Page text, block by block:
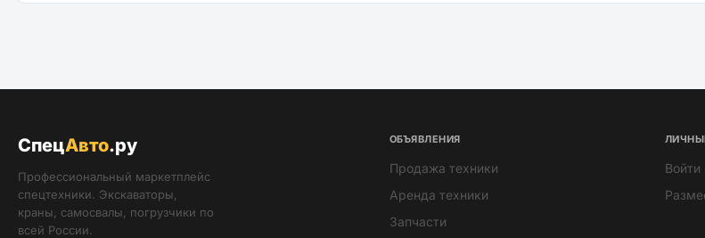
СпецАвто.ру
Профессиональный маркетплейс
спецтехники. Экскаваторы,
краны, самосвалы, погрузчики по
всей России.
ОБЪЯВЛЕНИЯ
Продажа техники
Аренда техники
Запчасти
Войти